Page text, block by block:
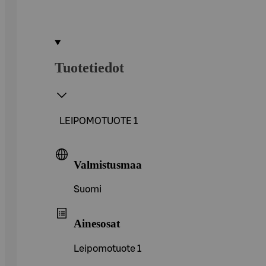
Tuotetiedot
LEIPOMOTUOTE 1
Valmistusmaa
Suomi
Ainesosat
Leipomotuote 1